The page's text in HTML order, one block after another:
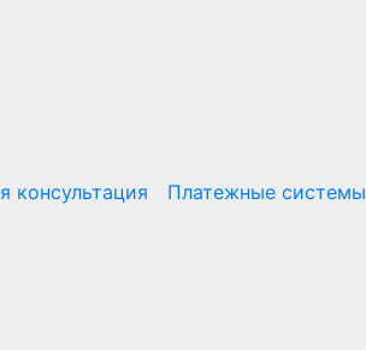
консультация Платежные системы